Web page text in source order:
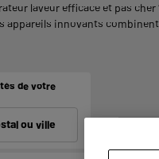
laveur efficace et pas
appareils innovants
de votre
ou ville